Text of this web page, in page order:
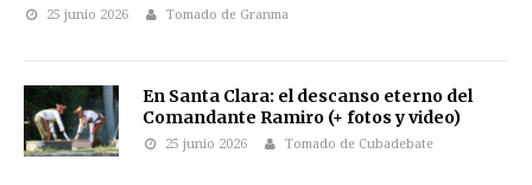
25 junio 2026 Tomado de Granma
En Santa Clara: el descanso eterno del
Comandante Ramiro (+ fotos y video)
25 junio 2026 Tomado de Cubadebate